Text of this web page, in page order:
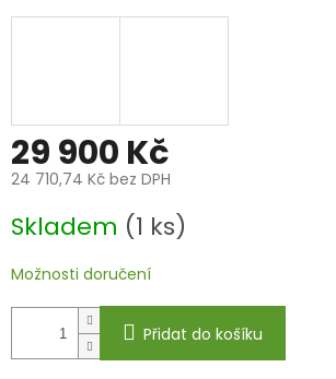
29 900 Kč
24 710,74 Kč bez DPH
cena:
Skladem (1 ks)
Možnosti doručení
Přidat do košíku